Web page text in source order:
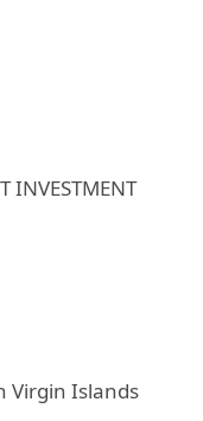
INVESTMENT
Virgin Islands